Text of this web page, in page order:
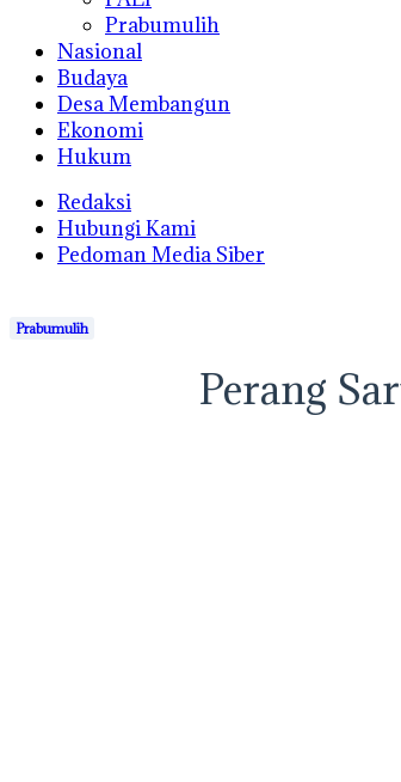
Prabumulih
Nasional
Budaya
Desa Membangun
Ekonomi
Hukum
Redaksi
Hubungi Kami
Pedoman Media Siber
Prabumulih
Perang